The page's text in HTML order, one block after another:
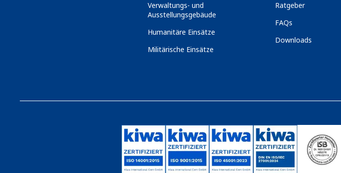
Verwaltungs- und
Ausstellungsgebäude
Humanitäre Einsätze
Militärische Einsätze
Ratgeber
FAQs
Downloads